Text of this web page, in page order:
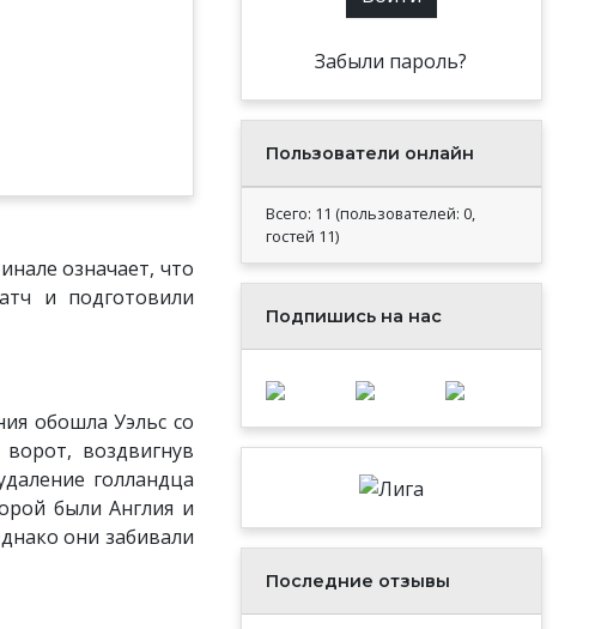
означает, что
и подготовили
обошла Уэльс со
воздвигнув
голландца
были Англия и
они забивали
Забыли пароль?
Пользователи онлайн
Всего: 11 (пользователей: 0,
гостей 11)
Подпишись на нас
Последние отзывы